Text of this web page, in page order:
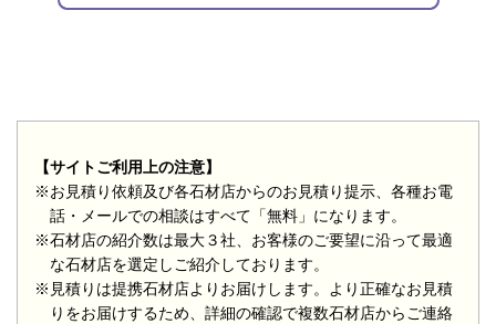
【サイトご利用上の注意】
※お見積り依頼及び各石材店からのお見積り提示、各種お電
話・メールでの相談はすべて「無料」になります。
※石材店の紹介数は最大３社、お客様のご要望に沿って最適
な石材店を選定しご紹介しております。
※見積りは提携石材店よりお届けします。より正確なお見積
りをお届けするため、詳細の確認で複数石材店からご連絡